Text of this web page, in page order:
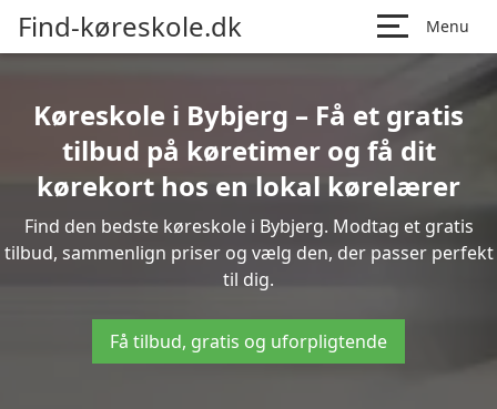
Find-køreskole.dk Menu
Køreskole i Bybjerg – Få et gratis
tilbud på køretimer og få dit
kørekort hos en lokal kørelærer
Find den bedste køreskole i Bybjerg. Modtag et gratis
tilbud, sammenlign priser og vælg den, der passer perfekt
til dig.
Få tilbud, gratis og uforpligtende